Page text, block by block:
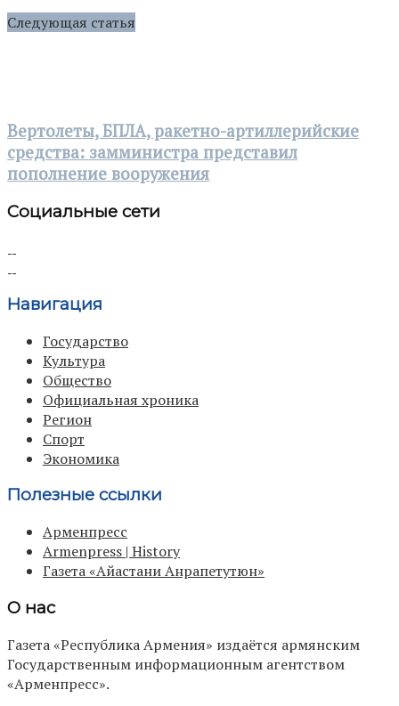
Следующая статья
Вертолеты, БПЛА, ракетно-артиллерийские
средства: замминистра представил
пополнение вооружения
Социальные сети
Навигация
Государство
Культура
Общество
Официальная хроника
Регион
Спорт
Экономика
Полезные ссылки
Арменпресс
Armenpress | History
Газета «Айастани Анрапетутюн»
О нас
Газета «Республика Армения» издаётся армянским
Государственным информационным агентством
«Арменпресс».